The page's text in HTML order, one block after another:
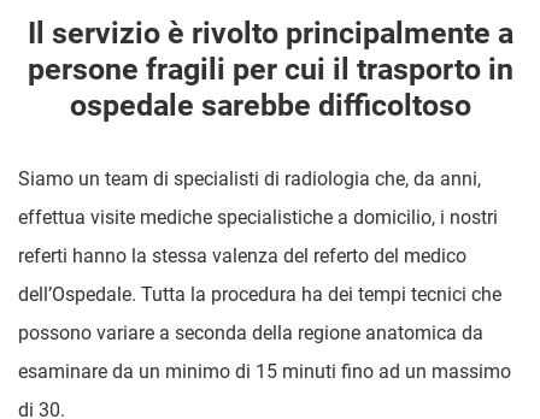
Il servizio è rivolto principalmente a
persone fragili per cui il trasporto in
ospedale sarebbe difficoltoso
Siamo un team di specialisti di radiologia che, da anni,
effettua visite mediche specialistiche a domicilio, i nostri
referti hanno la stessa valenza del referto del medico
dell’Ospedale. Tutta la procedura ha dei tempi tecnici che
possono variare a seconda della regione anatomica da
esaminare da un minimo di 15 minuti fino ad un massimo
di 30.